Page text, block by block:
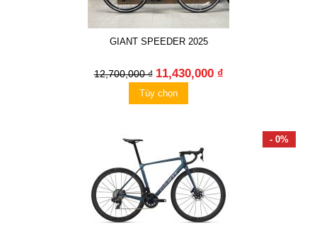
GIANT SPEEDER 2025
12,700,000 ₫ 11,430,000 ₫
Tùy chọn
- 0%